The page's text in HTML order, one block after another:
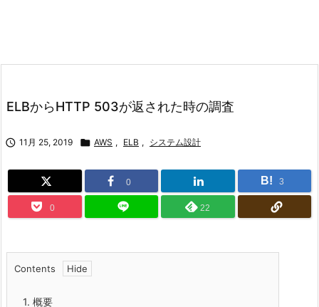
ELBからHTTP 503が返された時の調査
 11月 25, 2019  AWS , ELB , システム設計
0 B! 3
0 22
Contents
1. 概要